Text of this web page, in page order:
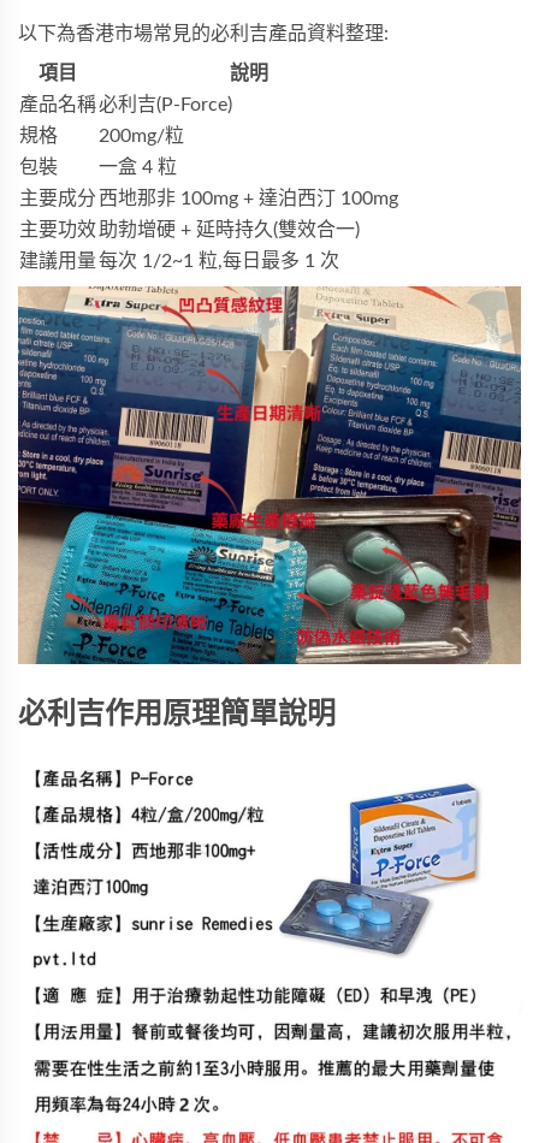
以下為香港市場常見的必利吉產品資料整理:
項目
說明
產品名稱必利吉(P-Force)
規格
200mg/粒
包裝
一盒 4 粒
主要成分 西地那非 100mg + 達泊西汀 100mg
主要功效助勃增硬 + 延時持久(雙效合一)
建議用量每次 1/2~1 粒,每日最多 1 次
必利吉作用原理簡單說明